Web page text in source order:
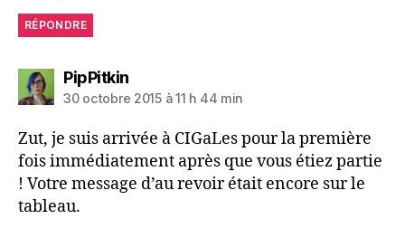
RÉPONDRE
PipPitkindit :
30 octobre 2015 à 11 h 44 min
Zut, je suis arrivée à CIGaLes pour la première
fois immédiatement après que vous étiez partie
! Votre message d’au revoir était encore sur le
tableau.